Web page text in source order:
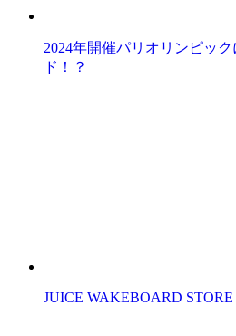
2024年開催パリオリンピッ
ド！？
JUICE WAKEBOARD STORE